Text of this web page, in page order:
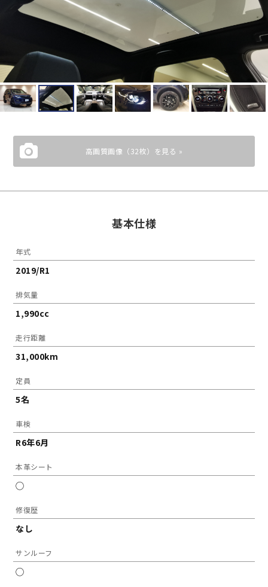
高画質画像（32枚）を見る »
基本仕様
年式
2019/R1
排気量
1,990cc
走行距離
31,000km
定員
5名
車検
R6年6月
本革シート
◯
修復歴
なし
サンルーフ
◯